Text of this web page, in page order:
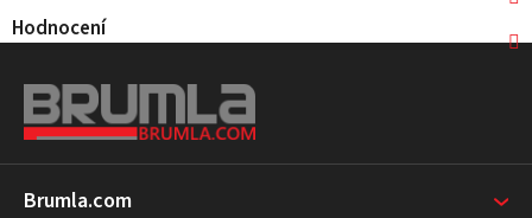
Hodnocení
a
Brumla.com